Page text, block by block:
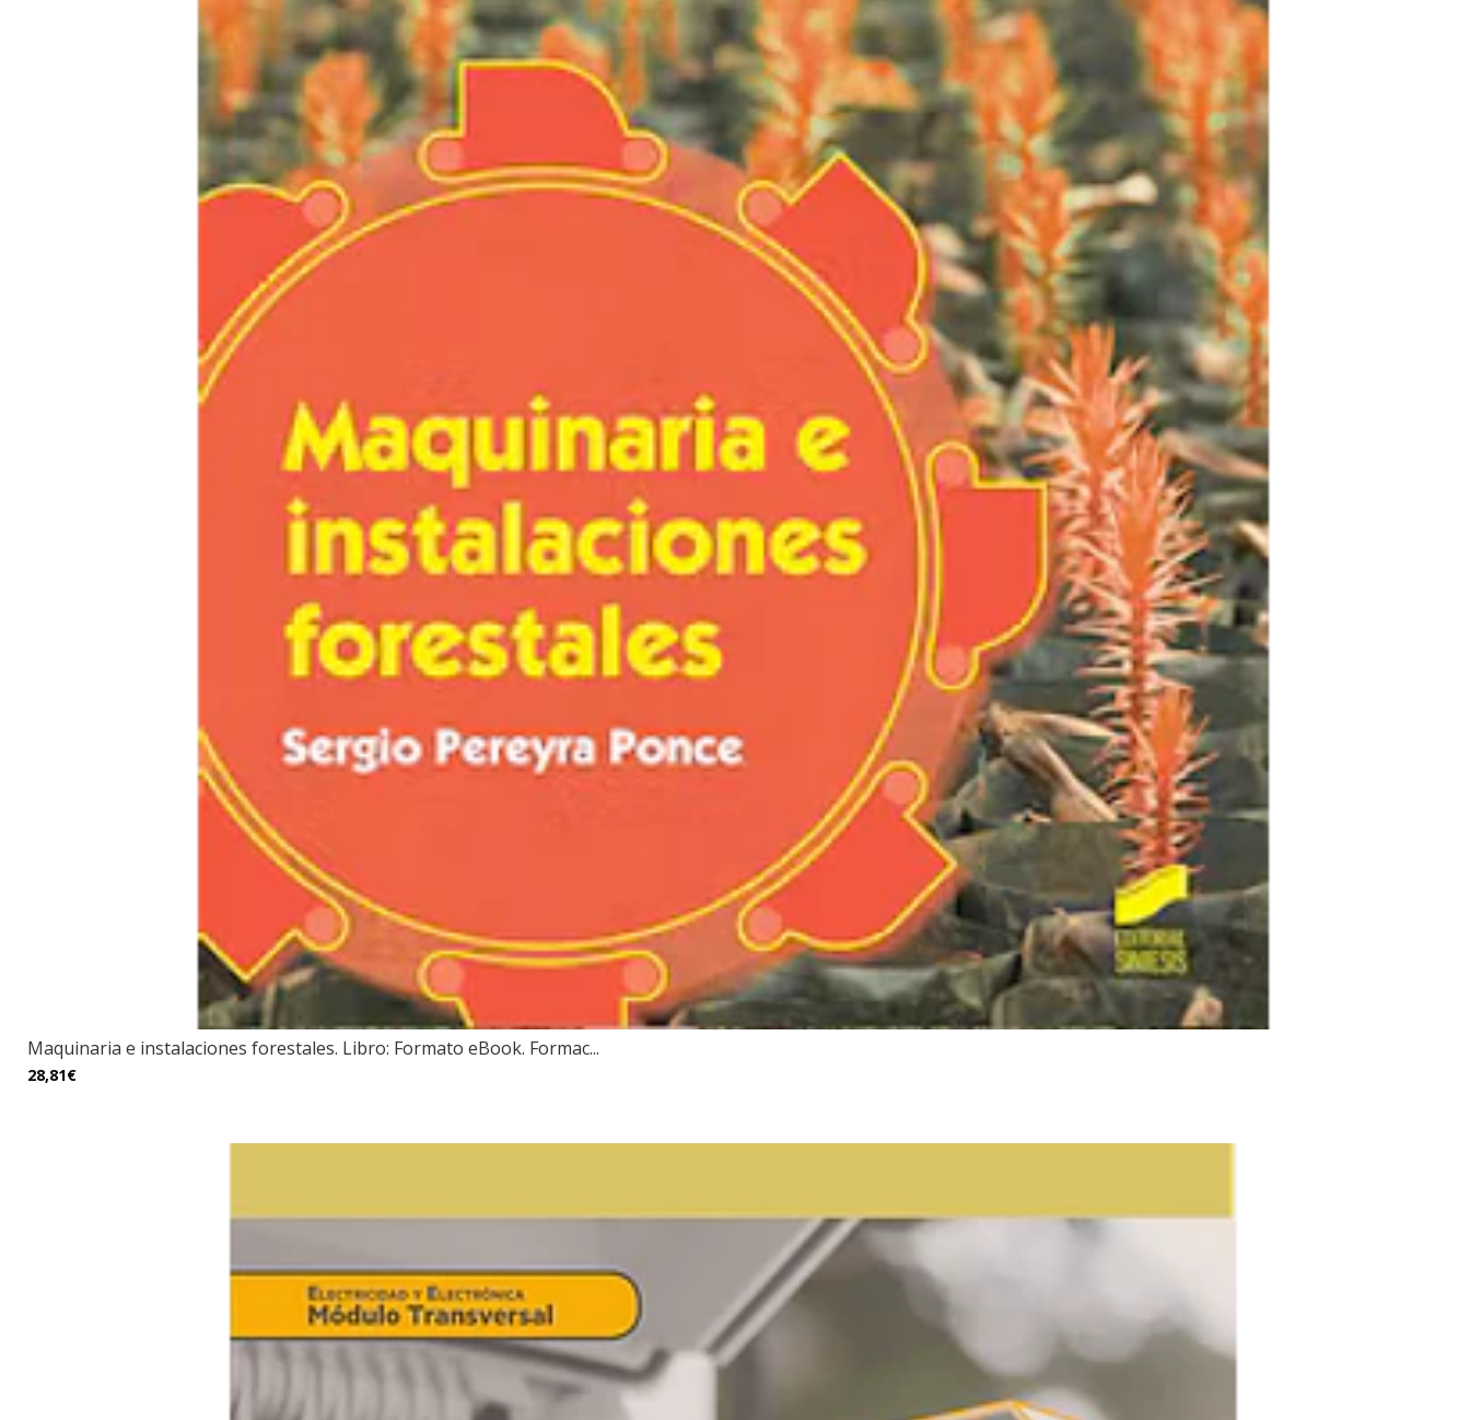
Maquinaria e instalaciones forestales. Libro: Formato eBook. Formac...
28,81€